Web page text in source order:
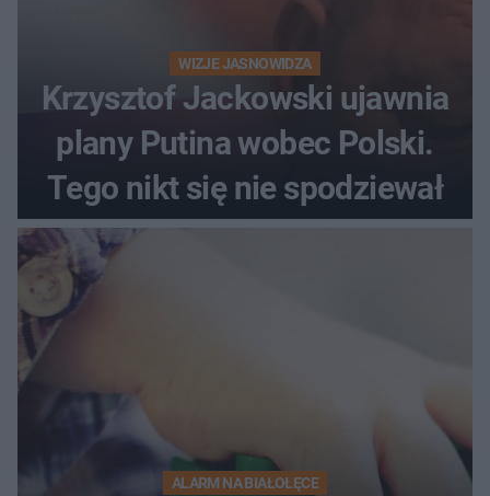
WIZJE JASNOWIDZA
Krzysztof Jackowski ujawnia
plany Putina wobec Polski.
Tego nikt się nie spodziewał
ALARM NA BIAŁOŁĘCE